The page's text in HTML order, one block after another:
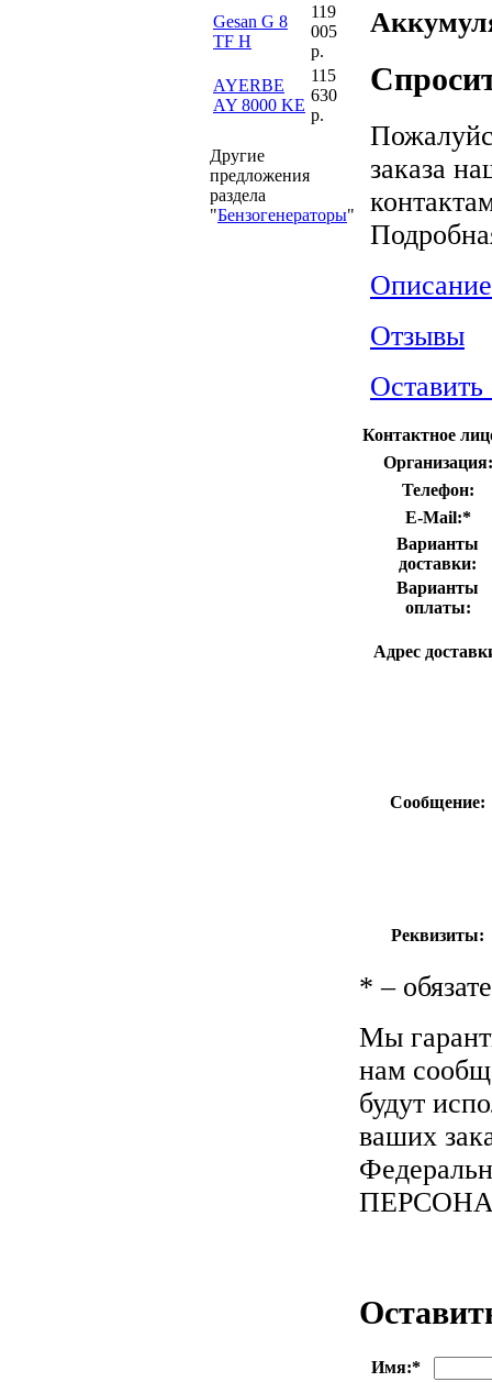
Gesan G 8
TF H
119
005
р.
AYERBE
AY 8000 KE
115
630
р.
Другие
предложения
раздела
"Бензогенераторы"
заказа
Отзывы
Оставить
Контактное
Организация:
Телефон:
E-Mail:*
Варианты
доставки:
Варианты
оплаты:
Адрес
Сообщение:
Реквизиты:
* –
Мы
нам
будут
ваших
Имя:*